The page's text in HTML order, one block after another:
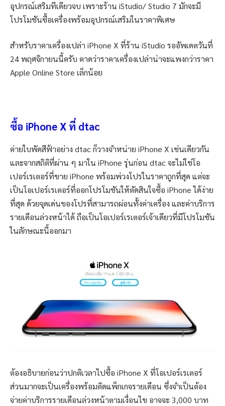
อุปกรณ์เสริมทีเดียวจบ เพราะร้าน iStudio/ Studio 7 มักจะมี
โปรโมชันซื้อเครื่องพร้อมอุปกรณ์เสริมในราคาพิเศษ
สำหรับราคาเครื่องเปล่า iPhone X ที่ร้าน iStudio รออัพเดตวันที่
24 พฤศจิกายนนี้ครับ คาดว่าราคาเครื่องเปล่าน่าจะแพงกว่าราคา
Apple Online Store เล็กน้อย
ซื้อ iPhone X ที่ dtac
ค่ายใบพัดสีฟ้าอย่าง dtac ก็วางจำหน่าย iPhone X เช่นเดียวกัน
และจากสถิติที่ผ่าน ๆ มาใน iPhone รุ่นก่อน dtac จะไม่ใช่โอ
เปอร์เรเตอร์ที่ขาย iPhone พร้อมพ่วงโปรในราคาถูกที่สุด แต่จะ
เป็นโอเปอร์เรเตอร์ที่ออกโปรโมชันให้ตัดสินใจซื้อ iPhone ได้ง่าย
ที่สุด ด้วยจุดเด่นของโปรที่สามารถผ่อนทั้งค่าเครื่อง และค่าบริการ
รายเดือนล่วงหน้าได้ ถือเป็นโอเปอร์เรเตอร์เจ้าเดียวที่มีโปรโมชัน
ในลักษณะนี้ออกมา
ต้องอธิบายก่อนว่าปกติเวลาไปซื้อ iPhone X ที่โอเปอร์เรเตอร์
ส่วนมากจะเป็นเครื่องพร้อมติดแพ็กเกจรายเดือน ซึ่งจำเป็นต้อง
จ่ายค่าบริการรายเดือนล่วงหน้าตามเงื่อนไข อาจจะ 3,000 บาท